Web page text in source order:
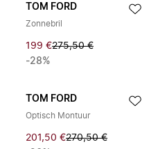
TOM FORD
Zonnebril
199 €275,50 €
-28%
TOM FORD
Optisch Montuur
201,50 €270,50 €